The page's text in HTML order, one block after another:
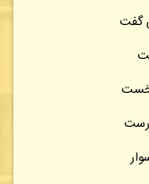
گفت